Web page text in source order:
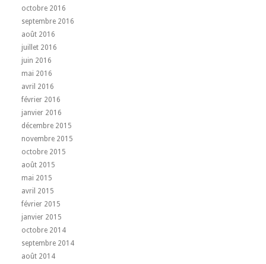
octobre 2016
septembre 2016
août 2016
juillet 2016
juin 2016
mai 2016
avril 2016
février 2016
janvier 2016
décembre 2015
novembre 2015
octobre 2015
août 2015
mai 2015
avril 2015
février 2015
janvier 2015
octobre 2014
septembre 2014
août 2014